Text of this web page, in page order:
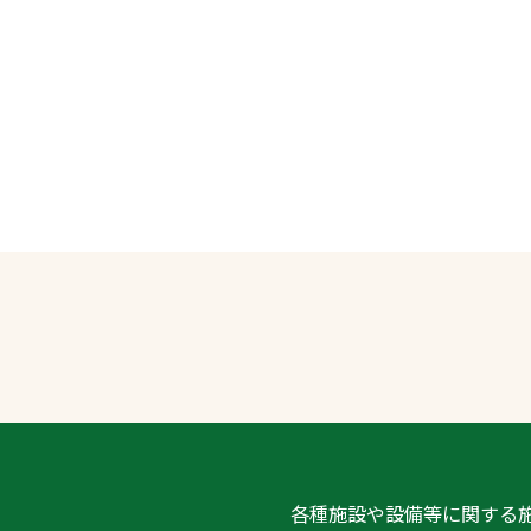
各種施設や設備等に関する